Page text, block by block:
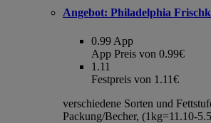
Angebot: Philadelphia
0.99 App
App Preis von 0.99€
1.11
Festpreis von 1.11€
verschiedene Sorten und
Packung/Becher, (1kg=11.10-